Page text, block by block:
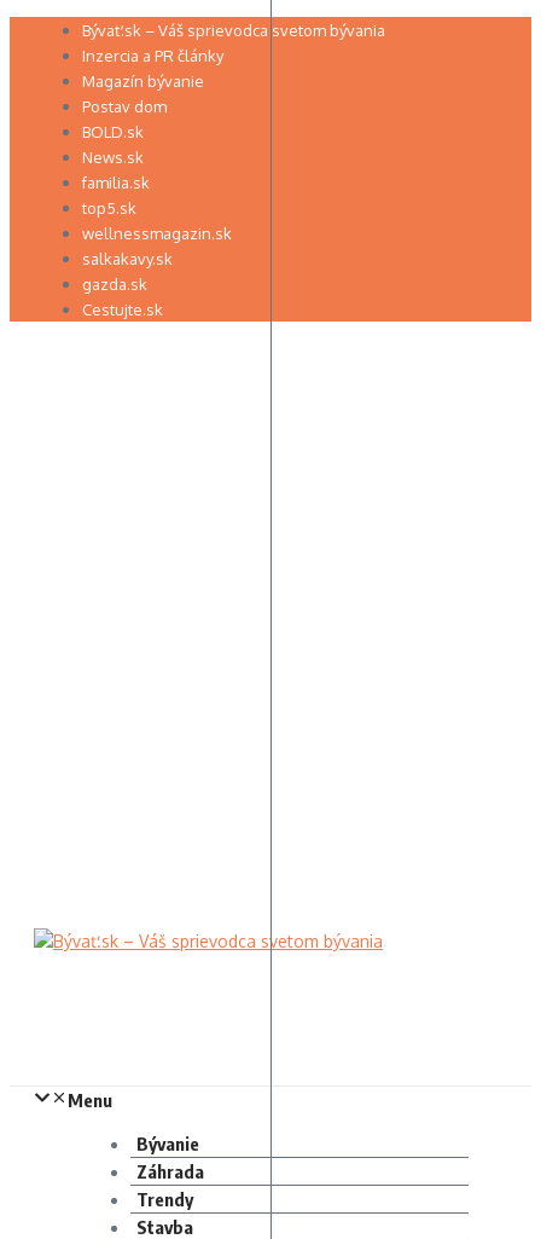
Preskočiť Bývať.sk – Váš sprievodca svetom bývania
Inzercia a PR články
Magazín bývanie
Postav dom
BOLD.sk
News.sk
familia.sk
top5.sk
wellnessmagazin.sk
salkakavy.sk
gazda.sk
Cestujte.sk
Menu
Bývanie
Záhrada
Trendy
Stavba